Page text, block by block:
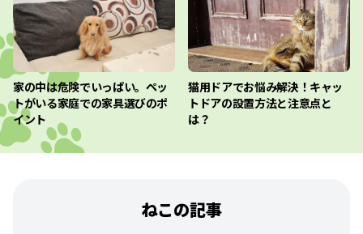
家の中は危険でいっぱい。ペッ
トがいる家庭での家具選びのポ
イント
猫用ドアでお悩み解決！キャッ
トドアの設置方法と注意点と
は？
ねこの記事